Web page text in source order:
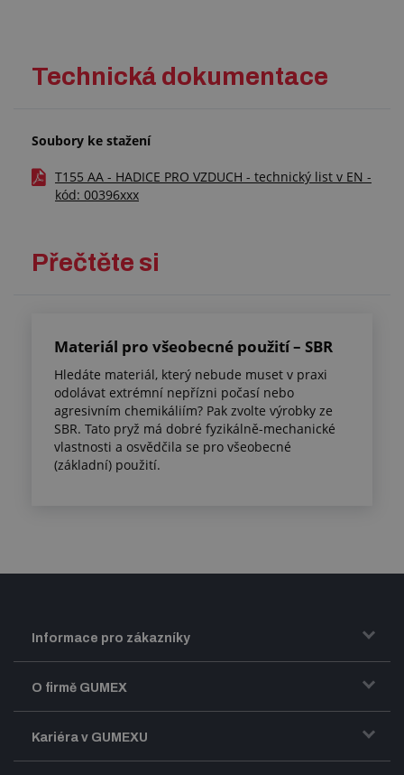
Technická dokumentace
Soubory ke stažení
T155 AA - HADICE PRO VZDUCH - technický list v EN -
kód: 00396xxx
Přečtěte si
Materiál pro všeobecné použití – SBR
Hledáte materiál, který nebude muset v praxi
odolávat extrémní nepřízni počasí nebo
agresivním chemikáliím? Pak zvolte výrobky ze
SBR. Tato pryž má dobré fyzikálně-mechanické
vlastnosti a osvědčila se pro všeobecné
(základní) použití.
Informace pro zákazníky
Doprava a zasílání zboží
O firmě GUMEX
Představení firmy GUMEX
Kariéra v GUMEXU